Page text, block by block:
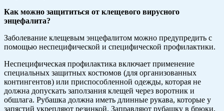
Как можно защититься от клещевого вирусного
энцефалита?
Заболевание клещевым энцефалитом можно предупредить с
помощью неспецифической и специфической профилактики.
Неспецифическая профилактика включает применение
специальных защитных костюмов (для организованных
контингентов) или приспособленной одежды, которая не
должна допускать заползания клещей через воротник и
обшлага. Рубашка должна иметь длинные рукава, которые у
запястий укрепляют резинкой. Заправляют рубашку в брюки,